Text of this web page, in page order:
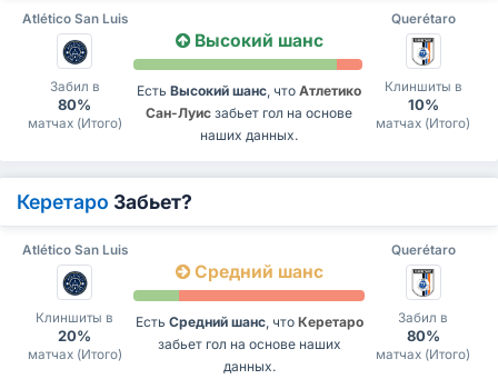
Atlético San Luis Querétaro
Забил в
80%
матчах (Итого)
Высокий шанс
Есть Высокий шанс , что Атлетико
Сан-Луис забьет гол на основе
наших данных.
Клиншиты в
10%
матчах (Итого)
Керетаро Забьет?
Atlético San Luis Querétaro
Клиншиты в
20%
матчах (Итого)
Средний шанс
Есть Средний шанс, что Керетаро
забьет гол на основе наших
данных.
Забил в
80%
матчах (Итого)